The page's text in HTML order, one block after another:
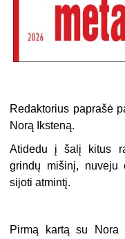
Redaktorius paprašė
Norą Iksteną.
Atidedu į šalį kitus
grindų mišinį, nuveju
sijoti atmintį.
Pirmą kartą su Nora